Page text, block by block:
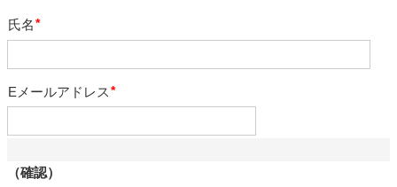
氏名
Eメールアドレス
（確認）